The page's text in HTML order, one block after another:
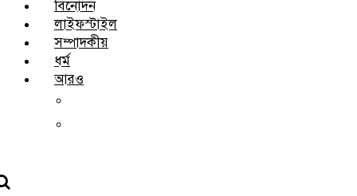
বিনোদন
লাইফস্টাইল
সম্পাদকীয়
ধর্ম
আরও